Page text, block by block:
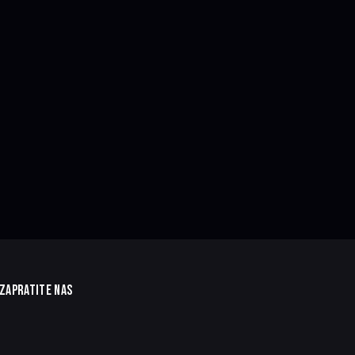
ZAPRATITE NAS